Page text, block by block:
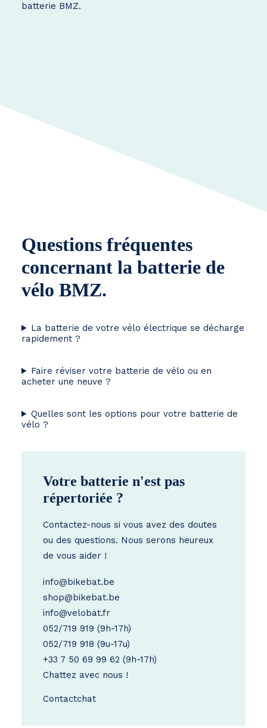
batterie BMZ.
Questions fréquentes
concernant la batterie de
vélo BMZ.
La batterie de votre vélo électrique se décharge
rapidement ?
Faire réviser votre batterie de vélo ou en
acheter une neuve ?
Quelles sont les options pour votre batterie de
vélo ?
Votre batterie n'est pas
répertoriée ?
Contactez-nous si vous avez des doutes
ou des questions. Nous serons heureux
de vous aider !
info@bikebat.be
shop@bikebat.be
info@velobat.fr
052/719 919 (9h-17h)
052/719 918 (9u-17u)
+33 7 50 69 99 62 (9h-17h)
Chattez avec nous !
Contactchat